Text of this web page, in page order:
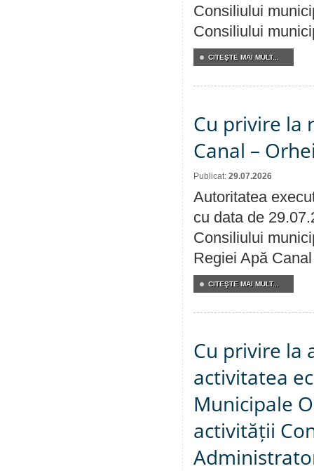
Consiliului
Consiliului
CITEŞTE MAI MULT...
Cu privire la
Canal –
Publicat: 29.07.2026
Autoritatea
cu data de
Consiliului
Regiei Apă
CITEŞTE MAI MULT...
Cu privire la
activitatea
Municipale
activității